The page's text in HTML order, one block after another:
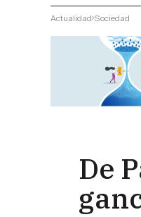
Actualidad Sociedad
De